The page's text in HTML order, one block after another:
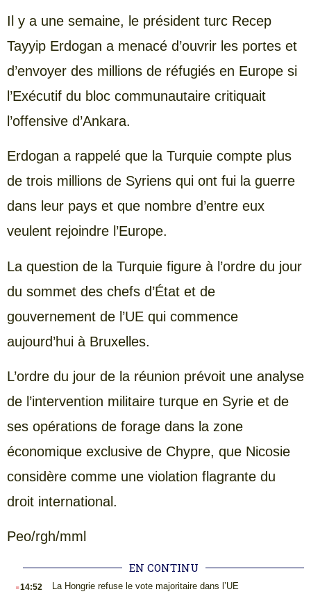
Il y a une semaine, le président turc Recep
Tayyip Erdogan a menacé d’ouvrir les portes et
d’envoyer des millions de réfugiés en Europe si
l’Exécutif du bloc communautaire critiquait
l’offensive d’Ankara.
Erdogan a rappelé que la Turquie compte plus
de trois millions de Syriens qui ont fui la guerre
dans leur pays et que nombre d’entre eux
veulent rejoindre l’Europe.
La question de la Turquie figure à l’ordre du jour
du sommet des chefs d’État et de
gouvernement de l’UE qui commence
aujourd’hui à Bruxelles.
L’ordre du jour de la réunion prévoit une analyse
de l’intervention militaire turque en Syrie et de
ses opérations de forage dans la zone
économique exclusive de Chypre, que Nicosie
considère comme une violation flagrante du
droit international.
Peo/rgh/mml
EN CONTINU
.14:52 La Hongrie refuse le vote majoritaire dans l’UE